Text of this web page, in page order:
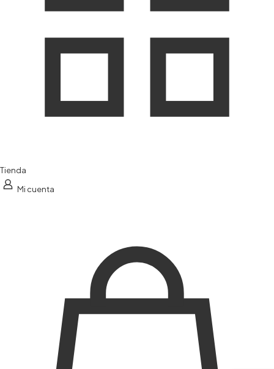
Tienda
Mi cuenta